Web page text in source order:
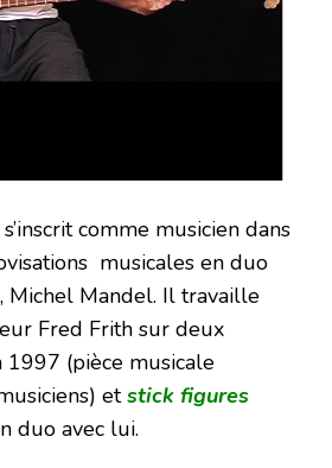
comme musicien dans
musicales en duo
Michel Mandel. Il travaille
Fred Frith sur deux
(pièce musicale
etstick figures
duo avec lui.